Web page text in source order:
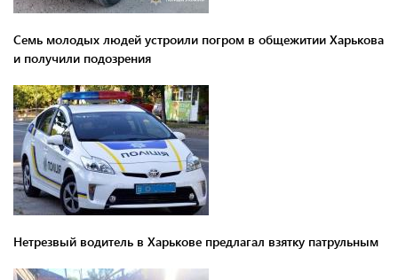
Семь молодых людей устроили погром в общежитии Харькова
и получили подозрения
Нетрезвый водитель в Харькове предлагал взятку патрульным